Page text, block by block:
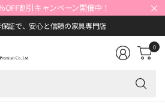
OFF割引キャンペーン開催中！ ×
証で、安心と信頼の家具専門店
0